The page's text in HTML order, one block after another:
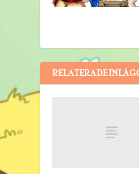
RELATERADE